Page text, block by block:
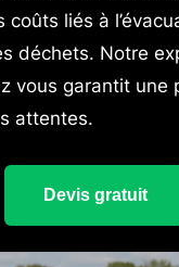
coûts liés à
déchets. Notre
vous garantit une
attentes.
Devis gratuit